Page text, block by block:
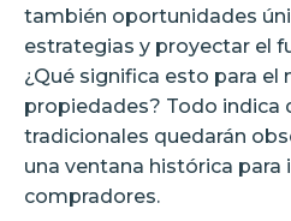
también oportunidades
estrategias y proyectar el
¿Qué significa esto para el
propiedades? Todo indica
tradicionales quedarán
una ventana histórica para
compradores.